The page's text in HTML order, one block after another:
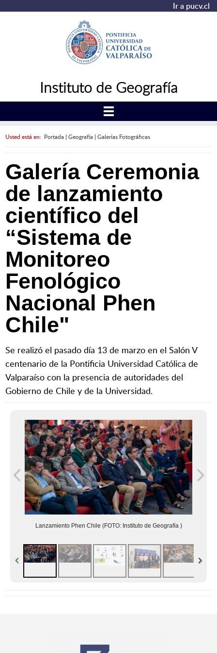
Ir a pucv.cl
Instituto de Geografía
Usted está en: Portada |Geografía |Galerías Fotográficas
Galería Ceremonia
de lanzamiento
científico del
“Sistema de
Monitoreo
Fenológico
Nacional Phen
Chile"
Se realizó el pasado día 13 de marzo en el Salón V
centenario de la Pontificia Universidad Católica de
Valparaíso con la presencia de autoridades del
Gobierno de Chile y de la Universidad.
Lanzamiento Phen Chile (FOTO: Instituto de Geografía )